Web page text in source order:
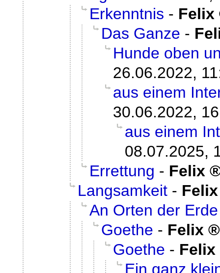
Erkenntnis - Felix
Das Ganze -
Hunde oben
26.06.2022,
aus einem
30.06.2022,
aus einem
08.07.2025,
Errettung - Felix
Langsamkeit - Felix
An Orten der Erde
Goethe - Felix
Goethe - Felix
Ein ganz